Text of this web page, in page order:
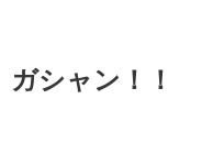
ガシャン！！